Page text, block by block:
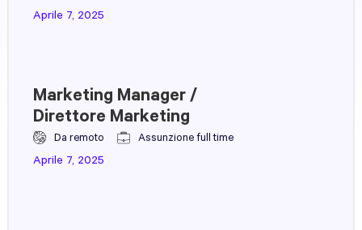
Aprile 7, 2025
Marketing Manager /
Direttore Marketing
Da remoto Assunzione full time
Aprile 7, 2025